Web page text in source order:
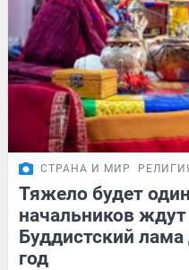
СТРАНА И МИР
Тяжело будет
начальников
Буддистский лама
год